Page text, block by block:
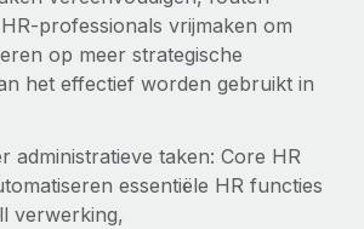
met essentiële zakelijke tools
HR- en juridische experts
technologiepartners
HR flexibel in je platform
worden
met ons kunt samenwerken
Binnenkort beschikbaar
advies over AI-automatiseringen
en talent
professionals vrijmaken om
op meer strategische
het effectief worden gebruikt in
administratieve taken: Core HR
essentiële HR functies
verwerking,